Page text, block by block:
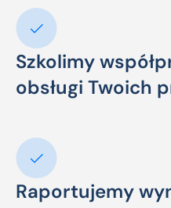
Szkolimy
obsługi Twoich
Raportujemy